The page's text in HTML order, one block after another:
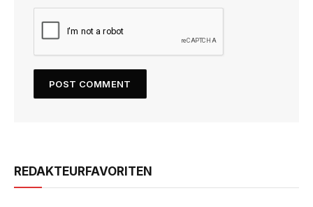
REDAKTEURFAVORITEN